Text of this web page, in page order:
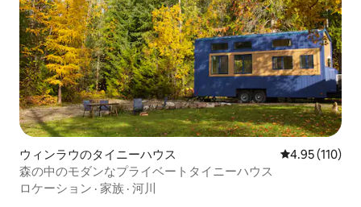
ウィンラウのタイニーハウス レビュー110
4.95 (110)
森の中のモダンなプライベートタイニーハウス
ロケーション · 家族 · 河川